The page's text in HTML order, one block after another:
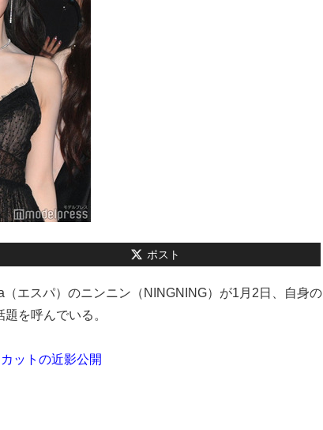
ポスト
エスパ）のニンニン（NINGNING）が1月2日、自身の
を呼んでいる。
ットの近影公開